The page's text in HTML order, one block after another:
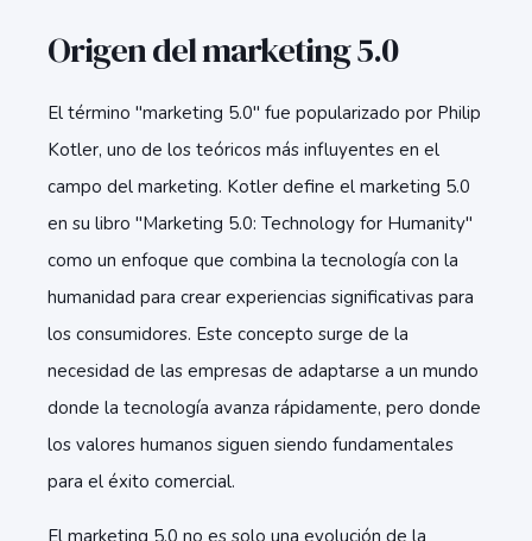
Origen del marketing 5.0
El término "marketing 5.0" fue popularizado por Philip
Kotler, uno de los teóricos más influyentes en el
campo del marketing. Kotler define el marketing 5.0
en su libro "Marketing 5.0: Technology for Humanity"
como un enfoque que combina la tecnología con la
humanidad para crear experiencias significativas para
los consumidores. Este concepto surge de la
necesidad de las empresas de adaptarse a un mundo
donde la tecnología avanza rápidamente, pero donde
los valores humanos siguen siendo fundamentales
para el éxito comercial.
El marketing 5.0 no es solo una evolución de la